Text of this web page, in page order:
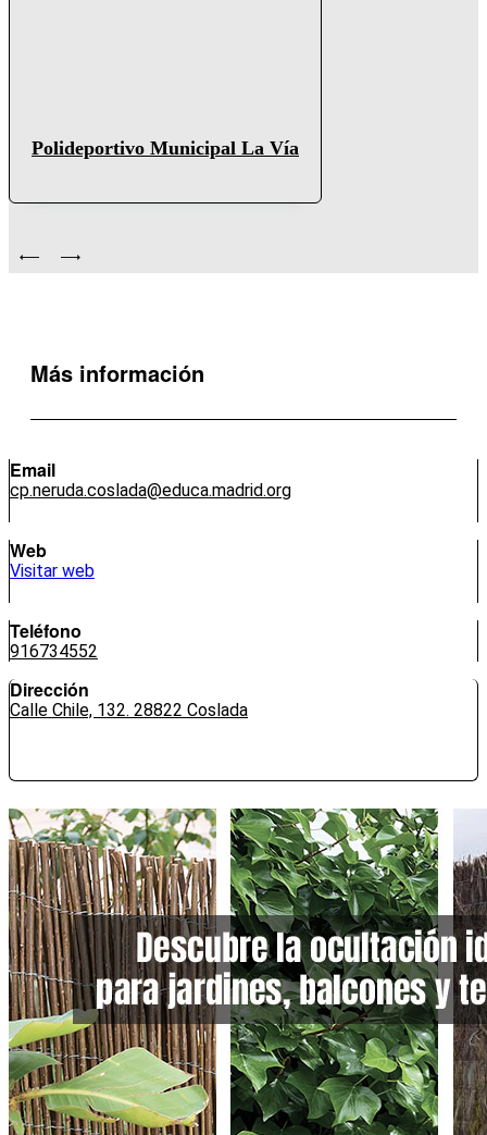
Polideportivo Municipal La Vía
Más información
Email
cp.neruda.coslada@educa.madrid.org
Web
Visitar web
Teléfono
916734552
Dirección
Calle Chile, 132. 28822 Coslada